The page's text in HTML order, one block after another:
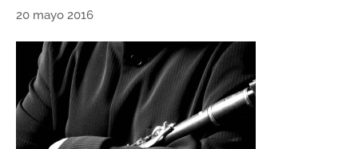
20 mayo 2016